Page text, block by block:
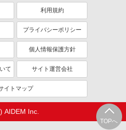
TOPへ
利用規約
プライバシーポリシー
個人情報保護方針
て サイト運営会社
イトマップ
AIDEM Inc.